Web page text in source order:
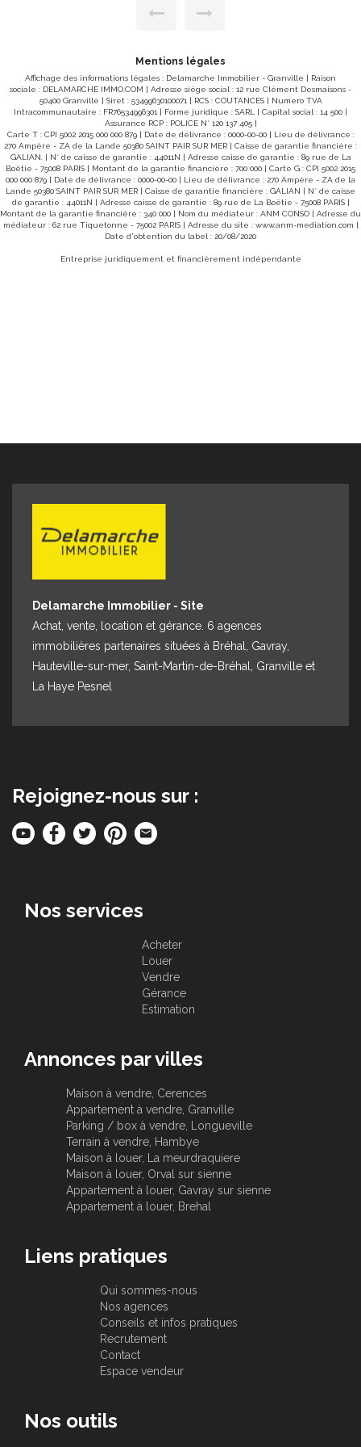
piscine et magnifique parc arboré, idéal pour se détendre
une salle d'eau SOUS SOL complet avec trois pièces
séparées dont un garage Les atouts : Maison conviviale
rénovée avec gout Piscine extérieure Système de chauffage
par Aérothermie récent Poele à bois Parc arboré et
parfaitement entretenu Environnement calme et verdoyant
Proximité des commerces, écoles et axes principaux Une
maison où il fait bon vivre, offrant un cadre de vie rare aux
portes d'Avranches. À découvrir sans tarder ! DPE : CEP (C )
167 kWh/m2 par an GES (C) 6 g CO2/m2/an Estimation
des coûts annuels d'énergie du logement entre 1810 € et
2510 € par an. Prix moyens des énergies indexés sur les
années 2021, 2022, 2023 (abonnements compris) "Les
informations sur les risques auxquels ce bien est exposé
sont disponibles sur le site Géorisques :
www.georisques.gouv.fr" Pour plus de renseignements ou
pour organiser une visite, contactez nous ! Dany Ricoux
06.51.98.74.96 Delamarche Immobilier AVRANCHES 02. 33.
Mentions légales
Affichage des informations légales : Delamarche Immobilier - Granville | Raison
sociale : DELAMARCHE IMMO.COM | Adresse siège social : 12 rue Clément Desmaisons -
50400 Granville | Siret : 53499630100071 | RCS : COUTANCES | Numero TVA
Intracommunautaire : FR76534996301 | Forme juridique : SARL | Capital social : 14 500 |
Assurance RCP : POLICE N° 120 137 405 |
Carte T : CPI 5002 2015 000 000 879 | Date de délivrance : 0000-00-00 | Lieu de délivrance :
270 Ampère - ZA de la Lande 50380 SAINT PAIR SUR MER | Caisse de garantie financière :
GALIAN. | N° de caisse de garantie : 44011N | Adresse caisse de garantie : 89 rue de La
Boëtie - 75008 PARIS | Montant de la garantie financière : 700 000 | Carte G : CPI 5002 2015
000 000 879 | Date de délivrance : 0000-00-00 | Lieu de délivrance : 270 Ampère - ZA de la
Lande 50380 SAINT PAIR SUR MER | Caisse de garantie financière : GALIAN | N° de caisse
de garantie : 44011N | Adresse caisse de garantie : 89 rue de La Boëtie - 75008 PARIS |
Montant de la garantie financière : 340 000 | Nom du médiateur : ANM CONSO | Adresse du
médiateur : 62 rue Tiquetonne - 75002 PARIS | Adresse du site : www.anm-mediation.com |
Date d'obtention du label : 20/08/2020
Entreprise juridiquement et financièrement indépendante
Delamarche Immobilier - Site
Achat, vente, location et gérance. 6 agences
immobilières partenaires situées à Bréhal, Gavray,
Hauteville-sur-mer, Saint-Martin-de-Bréhal, Granville et
La Haye Pesnel
Rejoignez-nous sur :
Nos services
Acheter
Louer
Vendre
Gérance
Estimation
Annonces par villes
Maison à vendre, Cerences
Appartement à vendre, Granville
Parking / box à vendre, Longueville
Terrain à vendre, Hambye
Maison à louer, La meurdraquiere
Maison à louer, Orval sur sienne
Appartement à louer, Gavray sur sienne
Appartement à louer, Brehal
Liens pratiques
Qui sommes-nous
Nos agences
Conseils et infos pratiques
Recrutement
Contact
Espace vendeur
Nos outils